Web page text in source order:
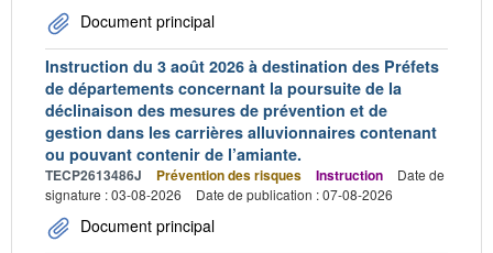
Document principal
Instruction du 3 août 2026 à destination des Préfets
de départements concernant la poursuite de la
déclinaison des mesures de prévention et de
gestion dans les carrières alluvionnaires contenant
ou pouvant contenir de l’amiante.
TECP2613486J Prévention des risques Instruction
Date de
signature : 03-08-2026
Date de publication : 07-08-2026
Document principal